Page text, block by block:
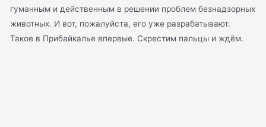
гуманным и действенным в решении проблем безнадзорных
животных. И вот, пожалуйста, его уже разрабатывают.
Такое в Прибайкалье впервые. Скрестим пальцы и ждём.